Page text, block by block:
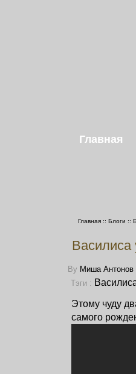
Главная
Главная :: Блоги ::
Василиса
By Миша Антонов
Тэги :
Этому чуду
самого